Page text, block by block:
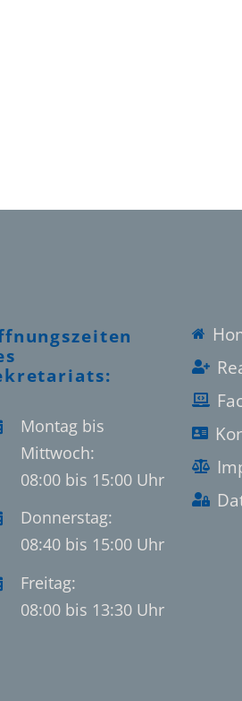
Montag bis
Mittwoch:
08:00 bis 15:00 Uhr
Donnerstag:
08:40 bis 15:00 Uhr
Freitag:
08:00 bis 13:30 Uhr